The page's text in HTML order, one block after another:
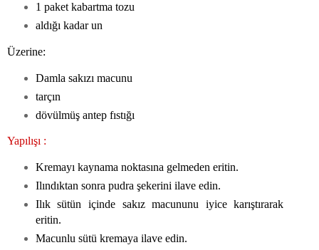
1 paket kabartma tozu
aldığı kadar un
Üzerine:
Damla sakızı macunu
tarçın
dövülmüş antep fıstığı
Yapılışı :
Kremayı kaynama noktasına gelmeden eritin.
Ilındıktan sonra pudra şekerini ilave edin.
Ilık sütün içinde sakız macununu iyice karıştırarak
eritin.
Macunlu sütü kremaya ilave edin.